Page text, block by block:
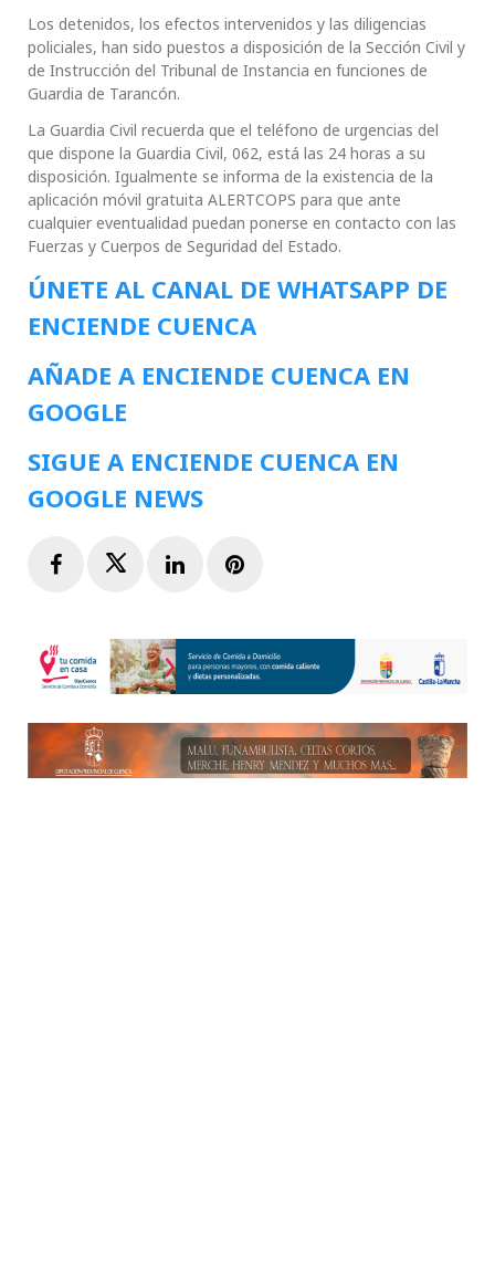
Los detenidos, los efectos intervenidos y las diligencias
policiales, han sido puestos a disposición de la Sección Civil y
de Instrucción del Tribunal de Instancia en funciones de
Guardia de Tarancón.
La Guardia Civil recuerda que el teléfono de urgencias del
que dispone la Guardia Civil, 062, está las 24 horas a su
disposición. Igualmente se informa de la existencia de la
aplicación móvil gratuita ALERTCOPS para que ante
cualquier eventualidad puedan ponerse en contacto con las
Fuerzas y Cuerpos de Seguridad del Estado.
ÚNETE AL CANAL DE WHATSAPP DE
ENCIENDE CUENCA
AÑADE A ENCIENDE CUENCA EN
GOOGLE
SIGUE A ENCIENDE CUENCA EN
GOOGLE NEWS
FacebookTwitterLinkedInPinterest